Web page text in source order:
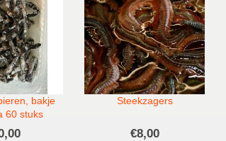
bakje
60 stuks
Steekzagers
€8,00